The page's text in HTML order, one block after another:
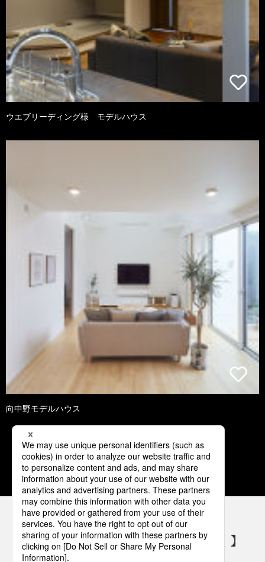
ウエブリーディング様 モデルハウス
向中野モデルハウス
1 2 3 4 5
パナソニックの電気設備 SNSアカウント